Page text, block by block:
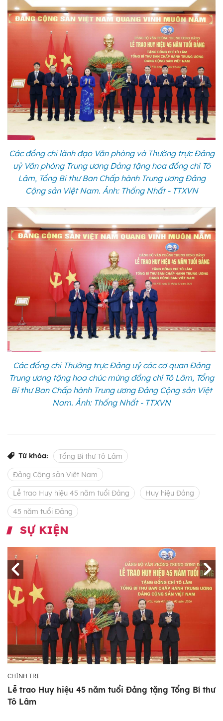
Các đồng chí lãnh đạo Văn phòng và Thường trực Đảng
uỷ Văn phòng Trung ương Đảng tặng hoa đồng chí Tô
Lâm, Tổng Bí thư Ban Chấp hành Trung ương Đảng
Cộng sản Việt Nam. Ảnh: Thống Nhất - TTXVN
Các đồng chí Thường trực Đảng uỷ các cơ quan Đảng
Trung ương tặng hoa chúc mừng đồng chí Tô Lâm, Tổng
Bí thư Ban Chấp hành Trung ương Đảng Cộng sản Việt
Nam. Ảnh: Thống Nhất - TTXVN
Từ khóa: Tổng Bí thư Tô Lâm
Đảng Cộng sản Việt Nam
Lễ trao Huy hiệu 45 năm tuổi Đảng Huy hiệu Đảng
45 năm tuổi Đảng
SỰ KIỆN
CHÍNH TRỊ
Lễ trao Huy hiệu 45 năm tuổi Đảng tặng Tổng Bí thư
Tô Lâm